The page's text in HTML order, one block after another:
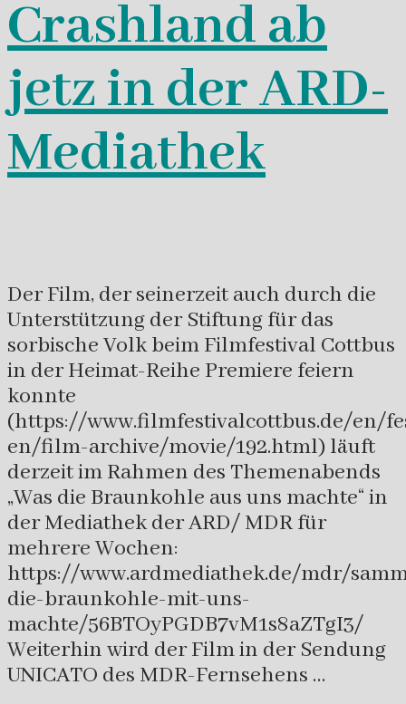
Crashland ab
jetz in der ARD-
Mediathek
Der Film, der seinerzeit auch durch die
Unterstützung der Stiftung für das
sorbische Volk beim Filmfestival Cottbus
in der Heimat-Reihe Premiere feiern
konnte
(https://www.filmfestivalcottbus.de/en/
en/film-archive/movie/192.html) läuft
derzeit im Rahmen des Themenabends
„Was die Braunkohle aus uns machte“ in
der Mediathek der ARD/ MDR für
mehrere Wochen:
https://www.ardmediathek.de/mdr/
die-braunkohle-mit-uns-
machte/56BTOyPGDB7vM1s8aZTgI3/
Weiterhin wird der Film in der Sendung
UNICATO des MDR-Fernsehens …